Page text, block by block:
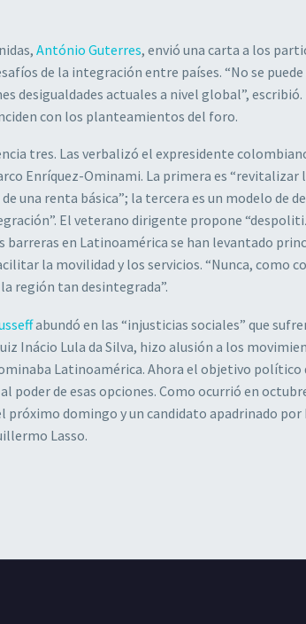
António Guterres, envió una carta a los
de la integración entre países. “No se
desigualdades actuales a nivel global”,
con los planteamientos del foro.
tres. Las verbalizó el expresidente
Enríquez-Ominami. La primera es “revitalizar
una renta básica”; la tercera es un modelo de
El veterano dirigente propone
en Latinoamérica se han levantado
la movilidad y los servicios. “Nunca, como
región tan desintegrada”.
abundó en las “injusticias sociales” que
Inácio Lula da Silva, hizo alusión a los
Latinoamérica. Ahora el objetivo político
poder de esas opciones. Como ocurrió en
próximo domingo y un candidato apadrinado por
Lasso.